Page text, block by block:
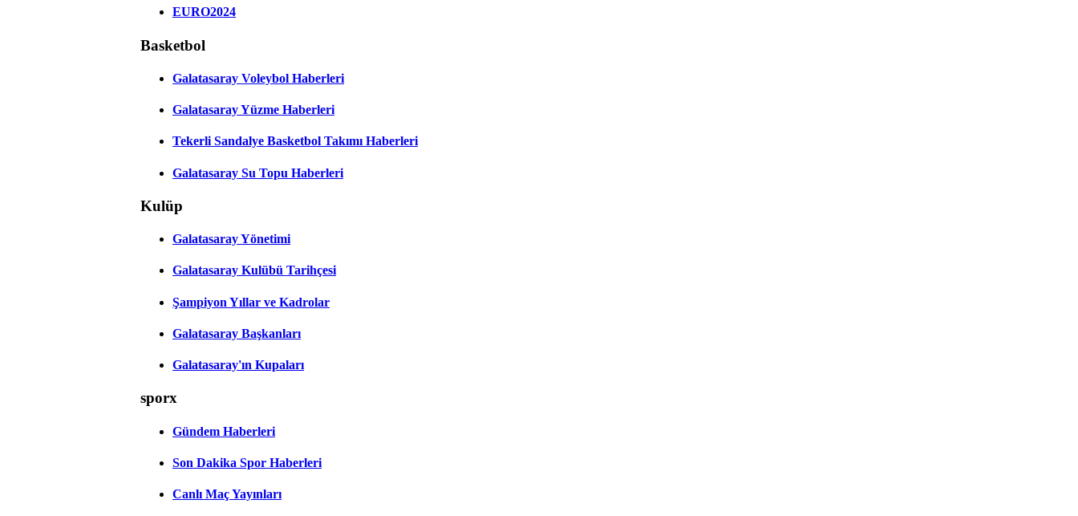
EURO2024
Basketbol
Galatasaray Voleybol Haberleri
Galatasaray Yüzme Haberleri
Tekerli Sandalye Basketbol Takımı Haberleri
Galatasaray Su Topu Haberleri
Kulüp
Galatasaray Yönetimi
Galatasaray Kulübü Tarihçesi
Şampiyon Yıllar ve Kadrolar
Galatasaray Başkanları
Galatasaray'ın Kupaları
sporx
Gündem Haberleri
Son Dakika Spor Haberleri
Canlı Maç Yayınları